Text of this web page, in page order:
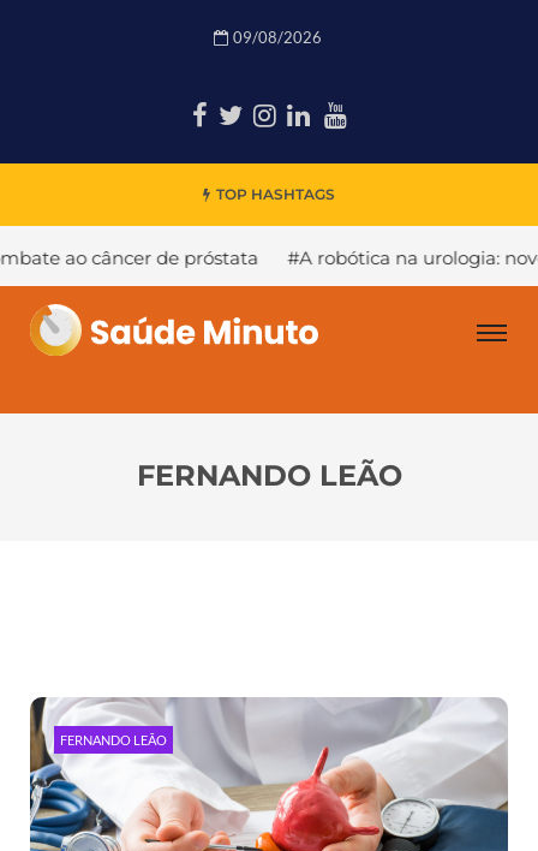
09/08/2026
TOP HASHTAGS
câncer de próstata #A robótica na urologia: novo
FERNANDO LEÃO
FERNANDO LEÃO